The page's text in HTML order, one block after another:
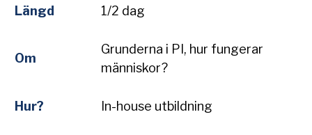
Längd 1/2 dag
Om
Grunderna i PI, hur fungerar
människor?
Hur? In-house utbildning